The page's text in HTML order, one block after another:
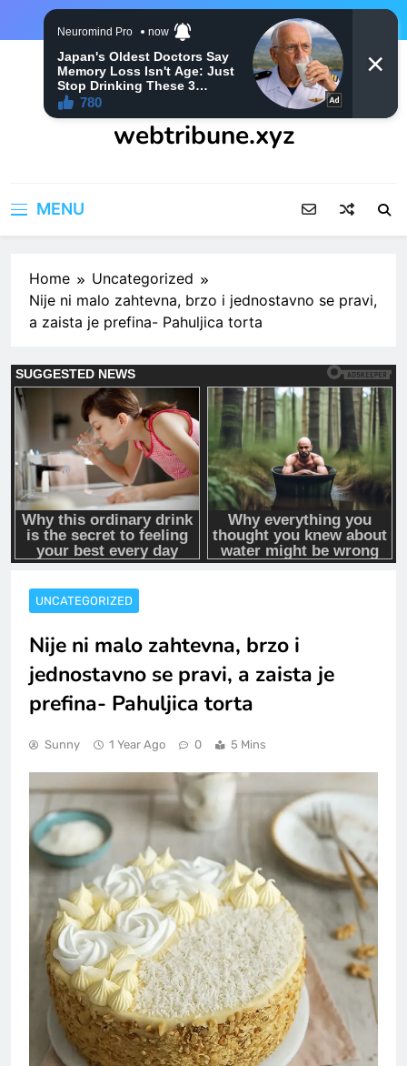
webtribune.xyz
MENU
Home
Uncategorized
Nije ni malo zahtevna, brzo i jednostavno se pravi,
a zaista je prefina- Pahuljica torta
UNCATEGORIZED
Nije ni malo zahtevna, brzo i
jednostavno se pravi, a zaista je
prefina- Pahuljica torta
Sunny 1 Year Ago 0 5 Mins